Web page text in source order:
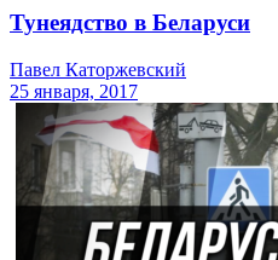
Тунеядство в Беларуси
Павел Каторжевский
25 января, 2017